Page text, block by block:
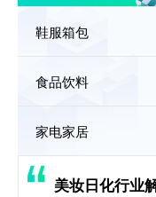
鞋服箱包
食品饮料
家电家居
美妆日化行业